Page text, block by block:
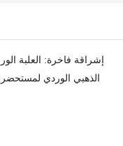
إشراقة فاخرة: العلبة
الذهبي الوردي